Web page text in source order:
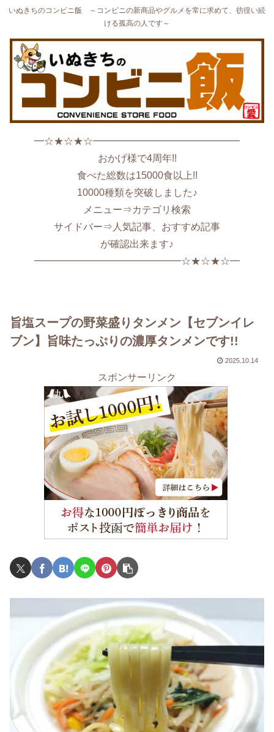
いぬきちのコンビニ飯 ～コンビニの新商品やグルメを常に求めて、彷徨い続
ける孤高の人です～
━☆★☆★☆━━━━━━━━━━━━━━━
おかげ様で4周年!!
食べた総数は15000食以上!!
10000種類を突破しました♪
メニュー⇒カテゴリ検索
サイドバー⇒人気記事、おすすめ記事
が確認出来ます♪
━━━━━━━━━━━━━━━☆★☆★☆━
旨塩スープの野菜盛りタンメン【セブンイレ
ブン】旨味たっぷりの濃厚タンメンです!!
2025.10.14
スポンサーリンク